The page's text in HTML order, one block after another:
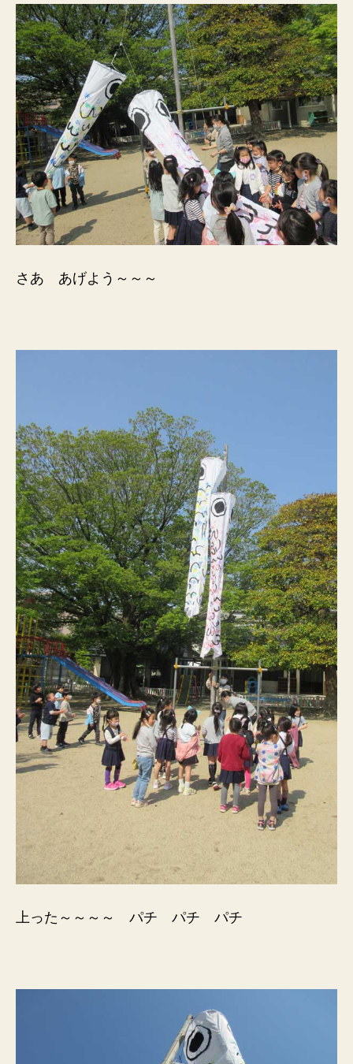
さあ あげよう～～～
上った～～～～ パチ パチ パチ